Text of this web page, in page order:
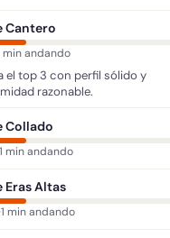
Cantero
min andando
el top 3 con perfil sólido y
razonable.
Collado
min andando
Eras Altas
·1 min andando